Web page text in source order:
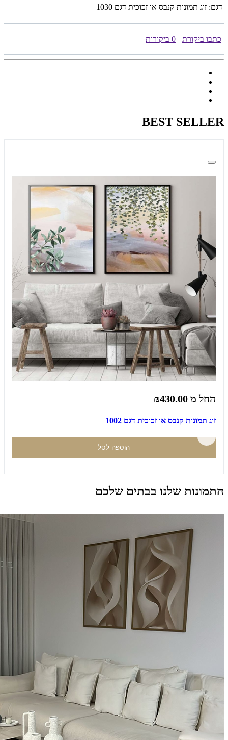
דגם: זוג תמונות קנבס או זכוכית דגם 1030
כתבו ביקורת | 0 ביקורות
BEST SELLER
החל מ ₪430.00
זוג תמונות קנבס או זכוכית דגם 1002
הוספה לסל
התמונות שלנו בבתים שלכם